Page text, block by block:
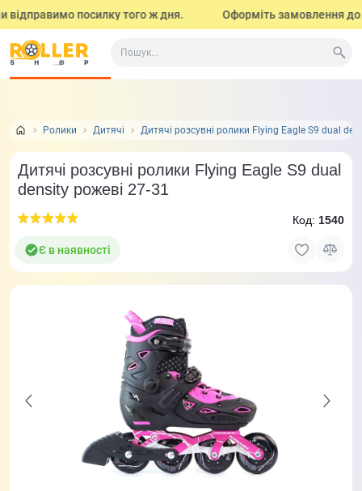
посилку того ж дня. Оформіть замовлення до
Ролики Дитячі Дитячі розсувні ролики Flying Eagle S9 dual
Все про товар Характеристики
Дитячі розсувні ролики Flying Eagle S9 dual
density рожеві 27-31
Є в наявності
Код: 1540